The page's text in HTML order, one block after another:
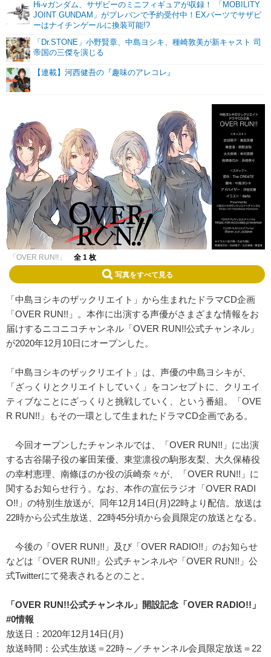
Hi-vガンダム、サザビーのミニフィギュアが収録！ 「MOBILITY
JOINT GUNDAM」がプレバンで予約受付中！EXパーツでサザビ
ーはナイチンゲールに換装可能!?
「Dr.STONE」小野賢章、中島ヨシキ、種崎敦美が新キャスト 司
帝国の三傑を演じる
【連載】河西健吾の『趣味のアレコレ』
「OVER RUN!!」 全 1 枚
写真をすべて見る
「中島ヨシキのザックリエイト」から生まれたドラマCD企画
「OVER RUN!!」。本作に出演する声優がさまざまな情報をお
届けするニコニコチャンネル「OVER RUN!!公式チャンネル」
が2020年12月10日にオープンした。
「中島ヨシキのザックリエイト」は、声優の中島ヨシキが、
「ざっくりとクリエイトしていく」をコンセプトに、クリエイ
ティブなことにざっくりと挑戦していく、という番組。「OVE
R RUN!!」もその一環として生まれたドラマCD企画である。
今回オープンしたチャンネルでは、「OVER RUN!!」に出演
する古谷陽子役の峯田茉優、東堂凛役の駒形友梨、大久保椿役
の幸村恵理、南條ほのか役の浜崎奈々が、「OVER RUN!!」に
関するお知らせ行う。なお、本作の宣伝ラジオ「OVER RADI
O!!」の特別生放送が、同年12月14日(月)22時より配信。放送は
22時から公式生放送、22時45分頃から会員限定の放送となる。
今後の「OVER RUN!!」及び「OVER RADIO!!」のお知らせ
などは「OVER RUN!!」公式チャンネルや「OVER RUN!!」公
式Twitterにて発表されるとのこと。
「OVER RUN!!公式チャンネル」開設記念「OVER RADIO!!」
#0情報
放送日：2020年12月14日(月)
放送時間：公式生放送＝22時～／チャンネル会員限定放送＝22